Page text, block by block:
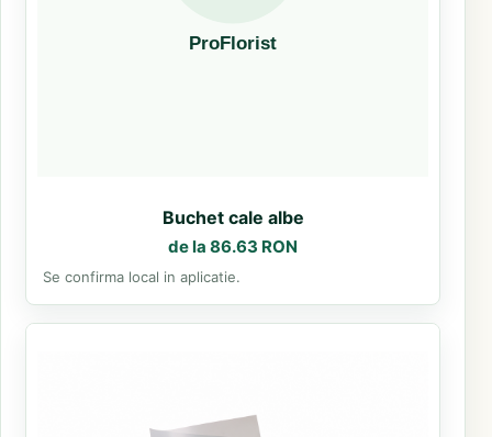
Buchet cale albe
de la 86.63 RON
Se confirma local in aplicatie.